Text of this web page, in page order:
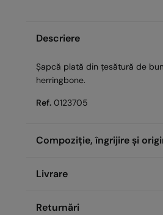
Descriere
Șapcă plată din țesătură de
herringbone.
Ref. 0123705
Compoziție, îngrijire și
Compoziţie
Îngrijire
Livrare
Ridicare din magazin
Returnări